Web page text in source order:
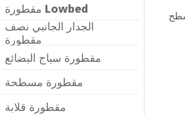
مقطورة Lowbed
الجدار الجانبي نصف
مقطورة
مقطورة سياج البضائع
مقطورة مسطحة
مقطورة قلابة